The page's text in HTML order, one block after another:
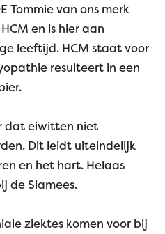
Tommie van ons merk
en is hier aan
leeftijd. HCM staat voor
resulteert in een
dat eiwitten niet
Dit leidt uiteindelijk
en het hart. Helaas
de Siamees.
ziektes komen voor bij